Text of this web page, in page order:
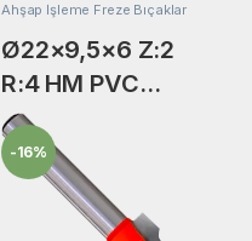
Ahşap İşleme Freze Bıçaklar
Ø22×9,5×6 Z:2
R:4 HM PVC
Kenar
Temizleme
Freze Bıçak
-16%